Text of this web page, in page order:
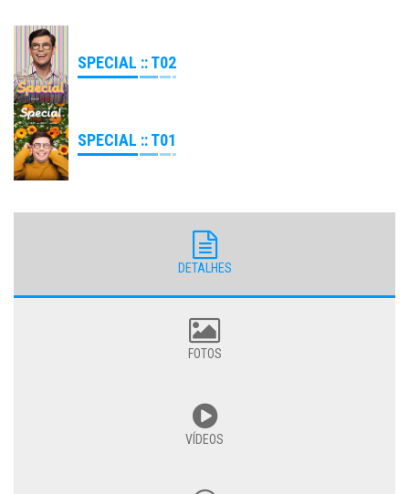
SPECIAL :: T02
SPECIAL :: T01
DETALHES
FOTOS
VÍDEOS